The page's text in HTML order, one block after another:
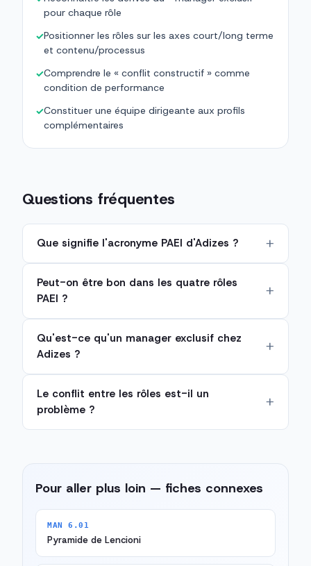
pour chaque rôle
✓Positionner les rôles sur les axes court/long terme
et contenu/processus
✓Comprendre le « conflit constructif » comme
condition de performance
✓Constituer une équipe dirigeante aux profils
complémentaires
Questions fréquentes
Que signifie l'acronyme PAEI d'Adizes ?
Peut-on être bon dans les quatre rôles
PAEI ?
Qu'est-ce qu'un manager exclusif chez
Adizes ?
Le conflit entre les rôles est-il un
problème ?
Pour aller plus loin — fiches connexes
MAN 6.01
Pyramide de Lencioni